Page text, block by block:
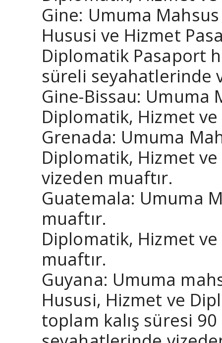
Gine: Umuma
Hususi ve Hizmet
Diplomatik Pasaport
süreli seyahatlerinde
Gine-Bissau:
Diplomatik, Hizmet
Grenada: Umuma
Diplomatik, Hizmet
vizeden muaftır.
Guatemala: Umuma
muaftır.
Diplomatik, Hizmet
muaftır.
Guyana: Umuma
Hususi, Hizmet ve
toplam kalış süresi